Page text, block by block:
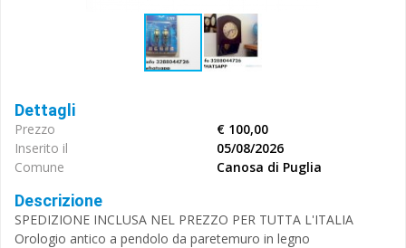
Dettagli
Prezzo
€ 100,00
Inserito il
05/08/2026
Comune
Canosa di Puglia
Descrizione
SPEDIZIONE INCLUSA NEL PREZZO PER TUTTA L'ITALIA
Orologio antico a pendolo da paretemuro in legno